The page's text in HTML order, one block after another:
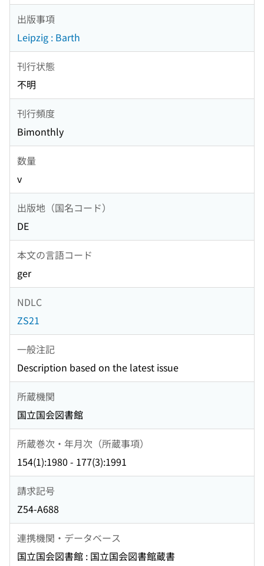
出版事項
Leipzig : Barth
刊行状態
不明
刊行頻度
Bimonthly
数量
v
出版地（国名コード）
DE
本文の言語コード
ger
NDLC
ZS21
一般注記
Description based on the latest issue
所蔵機関
国立国会図書館
所蔵巻次・年月次（所蔵事項）
154(1):1980 - 177(3):1991
請求記号
Z54-A688
連携機関・データベース
国立国会図書館 : 国立国会図書館蔵書